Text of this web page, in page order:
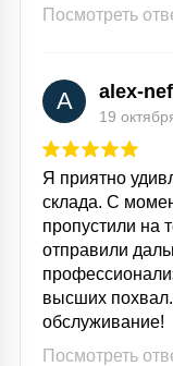
Посмотреть
A alex-
19
Я приятно
склада. С
пропустили на
отправили
высших
обслуживание!
Посмотреть